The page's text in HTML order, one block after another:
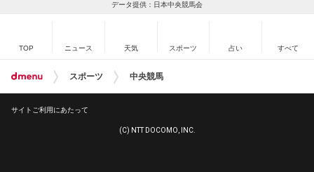
データ提供：日本中央競馬会
TOP ニュース 天気 スポーツ 占い すべて
スポーツ 中央競馬
サイトご利用にあたって
(C) NTT DOCOMO, INC.